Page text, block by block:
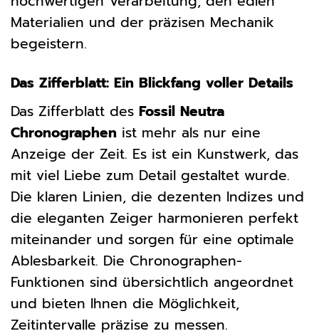
Materialien und der präzisen Mechanik
begeistern.
Das Zifferblatt: Ein Blickfang voller Details
Das Zifferblatt des Fossil Neutra
Chronographen ist mehr als nur eine
Anzeige der Zeit. Es ist ein Kunstwerk, das
mit viel Liebe zum Detail gestaltet wurde.
Die klaren Linien, die dezenten Indizes und
die eleganten Zeiger harmonieren perfekt
miteinander und sorgen für eine optimale
Ablesbarkeit. Die Chronographen-
Funktionen sind übersichtlich angeordnet
und bieten Ihnen die Möglichkeit,
Zeitintervalle präzise zu messen.